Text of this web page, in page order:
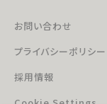
お問い合わせ
プライバシーポリシー
採用情報